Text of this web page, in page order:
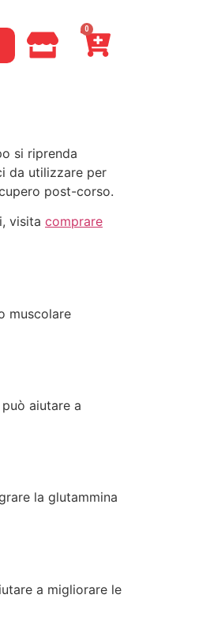
0
si riprenda
da utilizzare per
post-corso.
visita comprare
muscolare
aiutare a
la glutammina
a migliorare le